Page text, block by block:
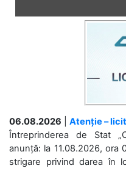
06.08.2026
Atenție –
Întreprinderea de Stat
anunță: la 11.08.2026, ora
strigare privind darea în